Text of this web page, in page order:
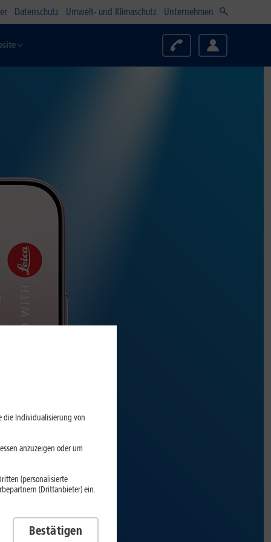
Datenschutz Umwelt- und Klimaschutz Unternehmen
die Individualisierung von
anzuzeigen oder um
(personalisierte
(Drittanbieter) ein.
Bestätigen